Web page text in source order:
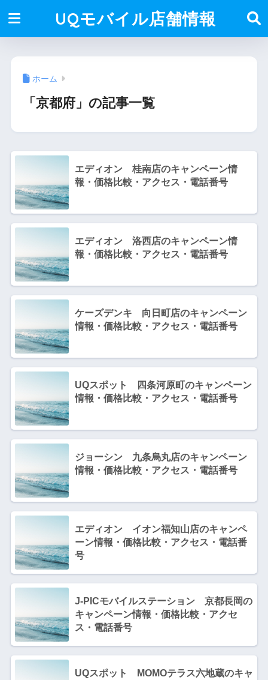
UQモバイル店舗情報
ホーム
「京都府」の記事一覧
エディオン 桂南店のキャンペーン情
報・価格比較・アクセス・電話番号
エディオン 洛西店のキャンペーン情
報・価格比較・アクセス・電話番号
ケーズデンキ 向日町店のキャンペーン
情報・価格比較・アクセス・電話番号
UQスポット 四条河原町のキャンペーン
情報・価格比較・アクセス・電話番号
ジョーシン 九条烏丸店のキャンペーン
情報・価格比較・アクセス・電話番号
エディオン イオン福知山店のキャンペ
ーン情報・価格比較・アクセス・電話番
号
J-PICモバイルステーション 京都長岡の
キャンペーン情報・価格比較・アクセ
ス・電話番号
UQスポット MOMOテラス六地蔵のキャ